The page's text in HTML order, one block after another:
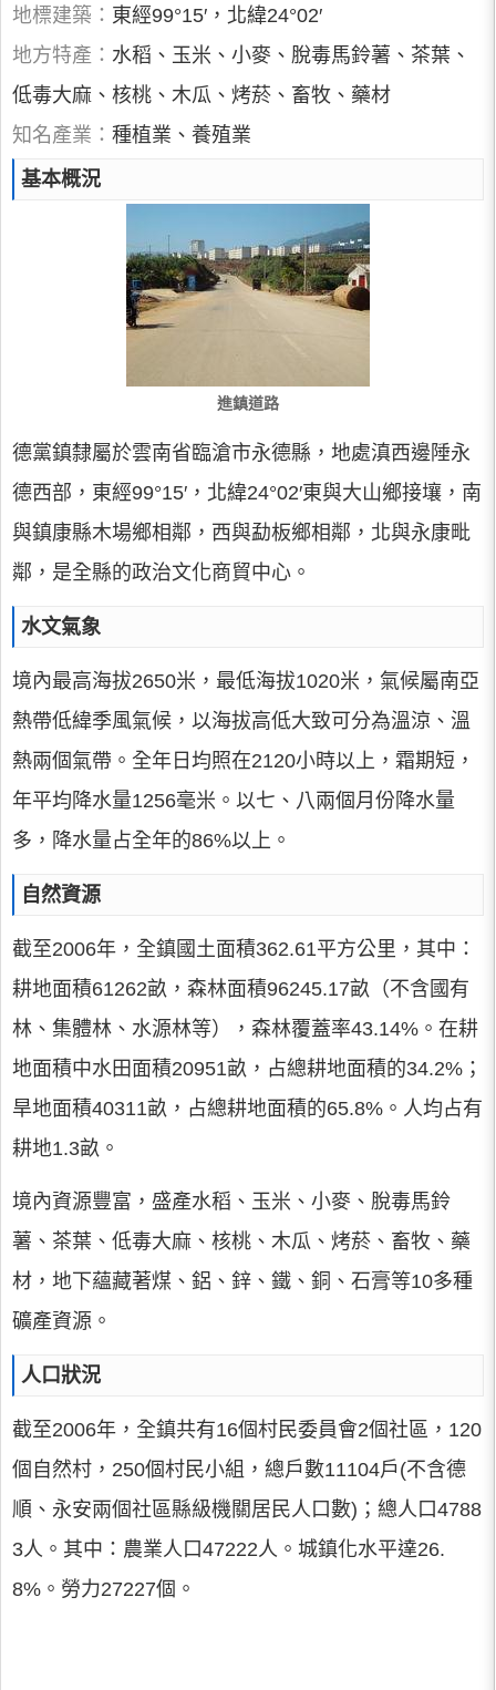
地標建築： 東經99°15′，北緯24°02′
地方特產： 水稻、玉米、小麥、脫毒馬鈴薯、茶葉、
低毒大麻、核桃、木瓜、烤菸、畜牧、藥材
知名產業： 種植業、養殖業
基本概況
進鎮道路
德黨鎮隸屬於雲南省臨滄市永德縣，地處滇西邊陲永
德西部，東經99°15′，北緯24°02′東與大山鄉接壤，南
與鎮康縣木場鄉相鄰，西與勐板鄉相鄰，北與永康毗
鄰，是全縣的政治文化商貿中心。
水文氣象
境內最高海拔2650米，最低海拔1020米，氣候屬南亞
熱帶低緯季風氣候，以海拔高低大致可分為溫涼、溫
熱兩個氣帶。全年日均照在2120小時以上，霜期短，
年平均降水量1256毫米。以七、八兩個月份降水量
多，降水量占全年的86%以上。
自然資源
截至2006年，全鎮國土面積362.61平方公里，其中：
耕地面積61262畝，森林面積96245.17畝（不含國有
林、集體林、水源林等），森林覆蓋率43.14%。在耕
地面積中水田面積20951畝，占總耕地面積的34.2%；
旱地面積40311畝，占總耕地面積的65.8%。人均占有
耕地1.3畝。
境內資源豐富，盛產水稻、玉米、小麥、脫毒馬鈴
薯、茶葉、低毒大麻、核桃、木瓜、烤菸、畜牧、藥
材，地下蘊藏著煤、鋁、鋅、鐵、銅、石膏等10多種
礦產資源。
人口狀況
截至2006年，全鎮共有16個村民委員會2個社區，120
個自然村，250個村民小組，總戶數11104戶(不含德
順、永安兩個社區縣級機關居民人口數)；總人口4788
3人。其中：農業人口47222人。城鎮化水平達26.
8%。勞力27227個。